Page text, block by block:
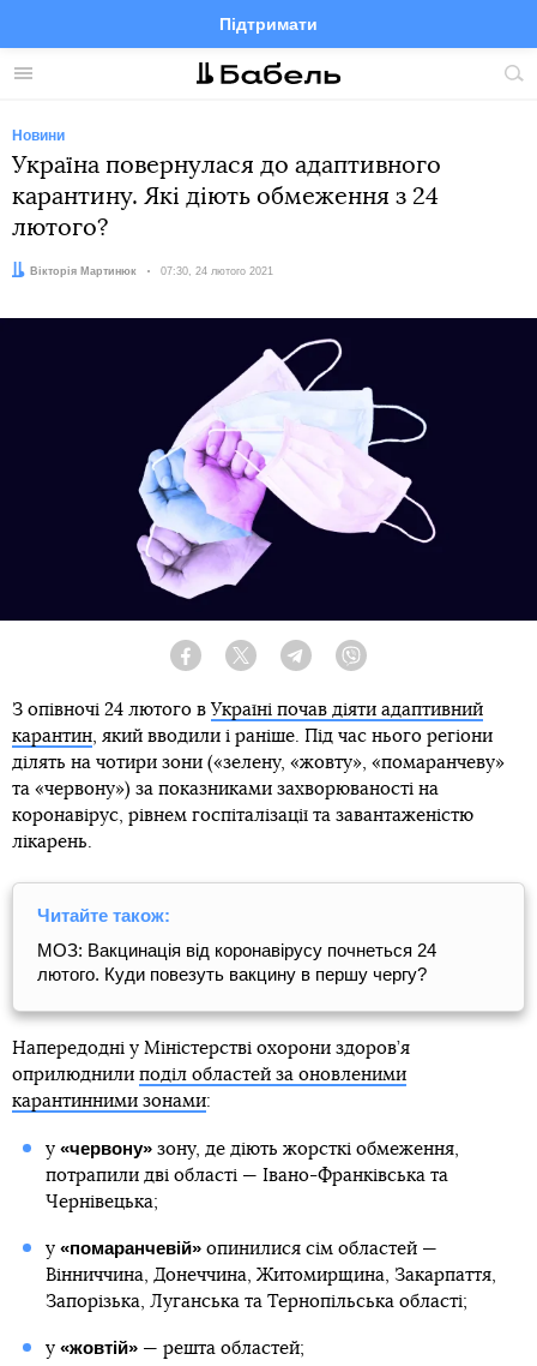
Меню
Підтримати
FacebookTelegramTwitter
Новини
Україна повернулася до адаптивного
карантину. Які діють обмеження з 24
лютого?
Автор:Вікторія Мартинюк Дата:
07:30, 24 лютого 2021
Facebook Twitter Telegram
З опівночі 24 лютого в Україні почав діяти адаптивний
карантин, який вводили і раніше. Під час нього регіони
ділять на чотири зони («зелену, «жовту», «помаранчеву»
та «червону») за показниками захворюваності на
коронавірус, рівнем госпіталізації та завантаженістю
лікарень.
Читайте також:
МОЗ: Вакцинація від коронавірусу почнеться 24
лютого. Куди повезуть вакцину в першу чергу?
Напередодні у Міністерстві охорони здоров’я
оприлюднили поділ областей за оновленими
карантинними зонами:
у«червону» зону, де діють жорсткі обмеження,
потрапили дві області — Івано-Франківська та
Чернівецька;
у «помаранчевій»опинилися сім областей —
Вінниччина, Донеччина, Житомирщина, Закарпаття,
Запорізька, Луганська та Тернопільська області;
у «жовтій»— решта областей;